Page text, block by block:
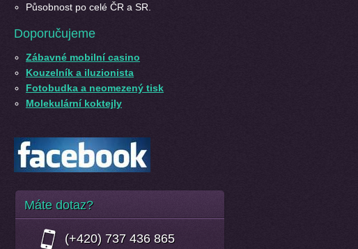
Působnost po celé ČR a SR.
Doporučujeme
Zábavné mobilní casino
Kouzelník a iluzionista
Fotobudka a neomezený tisk
Molekulární koktejly
Máte dotaz?
(+420) 737 436 865